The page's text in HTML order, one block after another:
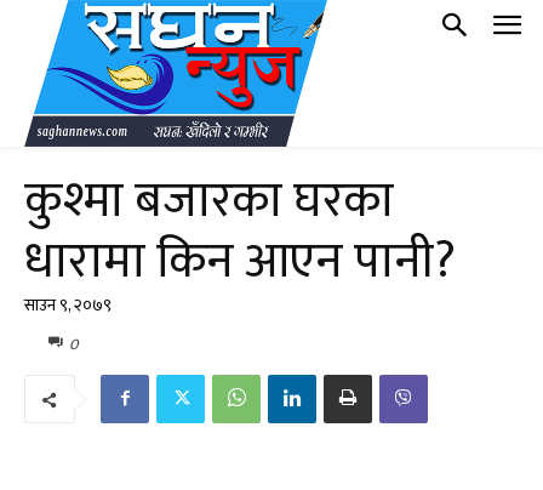
कुश्मा बजारका घरका
धारामा किन आएन पानी?
साउन ९, २०७९
0